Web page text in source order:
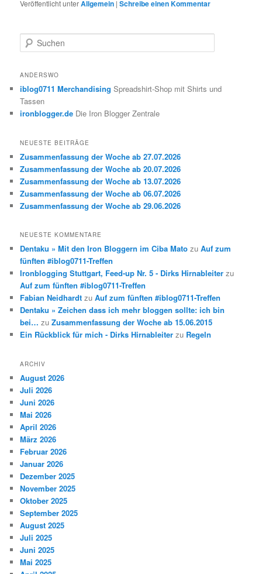
Veröffentlicht unterAllgemein |Schreibe einen Kommentar
u
h
n
ANDERSWO
iblog0711 Merchandising Spreadshirt-Shop mit Shirts und
Tassen
ironblogger.de Die Iron Blogger Zentrale
NEUESTE BEITRÄGE
Zusammenfassung der Woche ab 27.07.2026
Zusammenfassung der Woche ab 20.07.2026
Zusammenfassung der Woche ab 13.07.2026
Zusammenfassung der Woche ab 06.07.2026
Zusammenfassung der Woche ab 29.06.2026
NEUESTE KOMMENTARE
Dentaku » Mit den Iron Bloggern im Ciba Mato zuAuf zum
fünften #iblog0711-Treffen
Ironblogging Stuttgart, Feed-up Nr. 5 - Dirks Hirnableiter zu
Auf zum fünften #iblog0711-Treffen
Fabian Neidhardt zuAuf zum fünften #iblog0711-Treffen
Dentaku » Zeichen dass ich mehr bloggen sollte: ich bin
bei… zuZusammenfassung der Woche ab 15.06.2015
Ein Rückblick für mich - Dirks Hirnableiter zu Regeln
ARCHIV
August 2026
Juli 2026
Juni 2026
Mai 2026
April 2026
März 2026
Februar 2026
Januar 2026
Dezember 2025
November 2025
Oktober 2025
September 2025
August 2025
Juli 2025
Juni 2025
Mai 2025